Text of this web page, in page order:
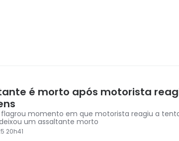
é morto após motorista
momento em que motorista reagiu a
um assaltante morto
20h41